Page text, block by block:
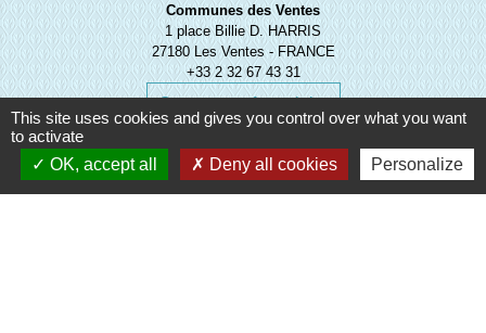
Communes des Ventes
1 place Billie D. HARRIS
27180 Les Ventes - FRANCE
+33 2 32 67 43 31
Contact par formulaire
This site uses cookies and gives you control over what you want
to activate
OK, accept all
Deny all cookies Personalize